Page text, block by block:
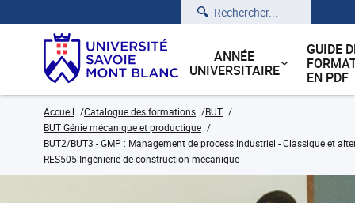
Rechercher
ANNÉE
UNIVERSITAIRE
GUIDE
EN PDF
Accueil Catalogue des formations
BUT
BUT Génie mécanique et productique
BUT2/BUT3 - GMP : Management de process industriel - Classique et
RES505 Ingénierie de construction mécanique